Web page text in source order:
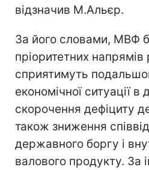
відзначив М.Альєр.
За його словами, МВФ
пріоритетних напрямів
сприятимуть
економічної ситуації
скорочення дефіциту
також зниження
державного боргу і
валового продукту.